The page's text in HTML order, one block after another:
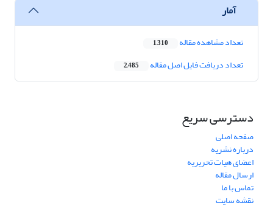
آمار
تعداد مشاهده مقاله 1,310
تعداد دریافت فایل اصل مقاله 2,485
دسترسی سریع
صفحه اصلی
درباره نشریه
اعضای هیات تحریریه
ارسال مقاله
تماس با ما
نقشه سایت